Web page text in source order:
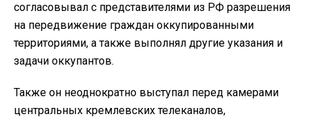
согласовывал с представителями из РФ разрешения
на передвижение граждан оккупированными
территориями, а также выполнял другие указания и
задачи оккупантов.
Также он неоднократно выступал перед камерами
центральных кремлевских телеканалов,